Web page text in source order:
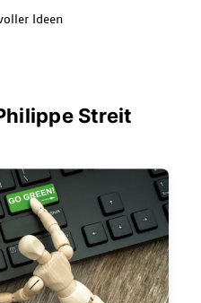
Ideen
Streit